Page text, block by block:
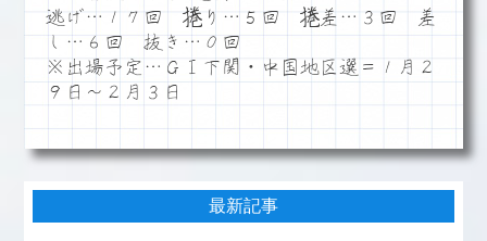
逃げ…１７回 捲り…５回 捲差…３回 差
し…６回 抜き…０回
※出場予定…ＧⅠ下関・中国地区選＝１月２
９日～２月３日
最新記事